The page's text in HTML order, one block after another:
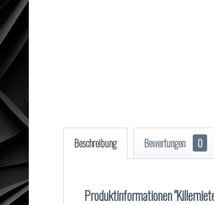
Beschreibung Bewertungen 0
Produktinformationen